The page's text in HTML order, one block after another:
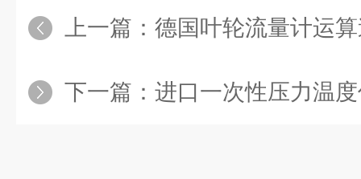
上一篇： 德国叶轮流量计运算速度快
下一篇： 进口一次性压力温度传感器